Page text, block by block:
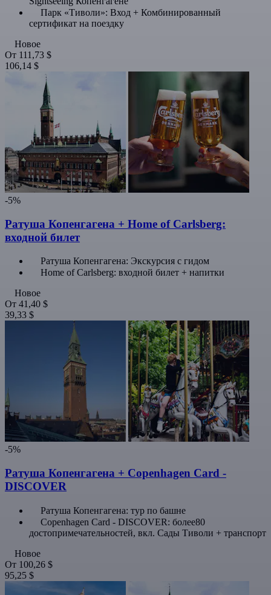
Парк «Тиволи»: Вход + Комбинированный
сертификат на поездку
Новое
От 111,73 $
106,14 $
-5%
Ратуша Копенгагена + Home of Carlsberg:
входной билет
Ратуша Копенгагена: Экскурсия с гидом
Home of Carlsberg: входной билет + напитки
Новое
От 41,40 $
39,33 $
-5%
Ратуша Копенгагена + Copenhagen Card -
DISCOVER
Ратуша Копенгагена: тур по башне
Copenhagen Card - DISCOVER: более80
достопримечательностей, вкл. Сады Тиволи + транспорт
Новое
От 100,26 $
95,25 $